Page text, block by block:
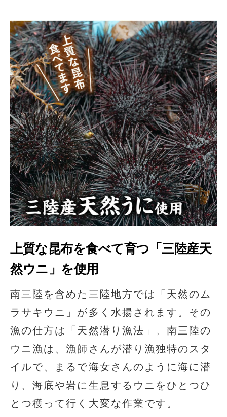
上質な昆布を食べて育つ「三陸産天
然ウニ」を使用
南三陸を含めた三陸地方では「天然のム
ラサキウニ」が多く水揚されます。その
漁の仕方は「天然潜り漁法」。南三陸の
ウニ漁は、漁師さんが潜り漁独特のスタ
イルで、まるで海女さんのように海に潜
り、海底や岩に生息するウニをひとつひ
とつ穫って行く大変な作業です。